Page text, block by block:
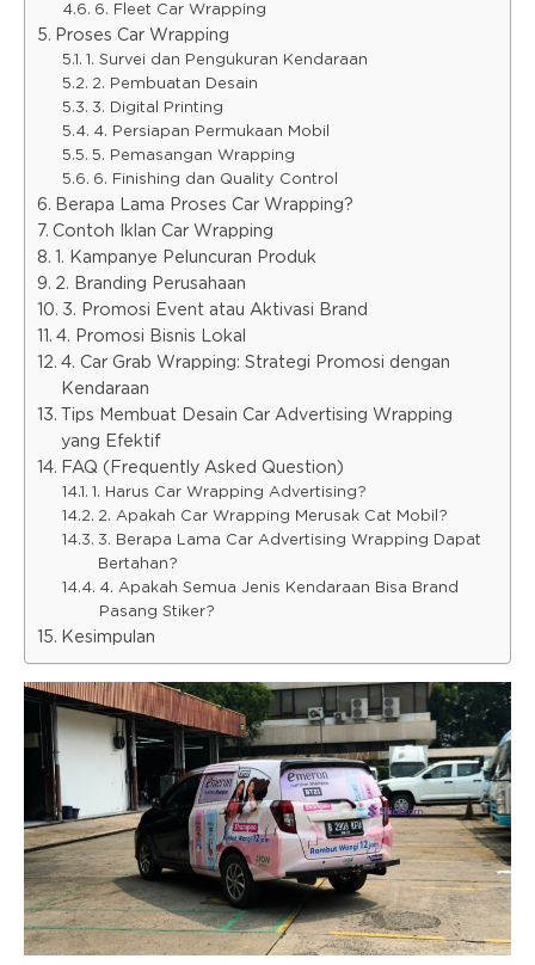
6. Fleet Car Wrapping
Proses Car Wrapping
1. Survei dan Pengukuran Kendaraan
2. Pembuatan Desain
3. Digital Printing
4. Persiapan Permukaan Mobil
5. Pemasangan Wrapping
6. Finishing dan Quality Control
Berapa Lama Proses Car Wrapping?
Contoh Iklan Car Wrapping
1. Kampanye Peluncuran Produk
2. Branding Perusahaan
3. Promosi Event atau Aktivasi Brand
4. Promosi Bisnis Lokal
4. Car Grab Wrapping: Strategi Promosi dengan
Kendaraan
Tips Membuat Desain Car Advertising Wrapping
yang Efektif
FAQ (Frequently Asked Question)
1. Harus Car Wrapping Advertising?
2. Apakah Car Wrapping Merusak Cat Mobil?
3. Berapa Lama Car Advertising Wrapping Dapat
Bertahan?
4. Apakah Semua Jenis Kendaraan Bisa Brand
Pasang Stiker?
Kesimpulan